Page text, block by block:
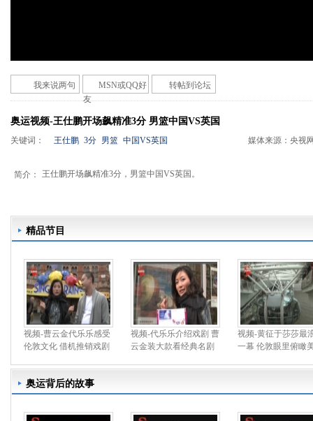
我来说两句
MSN或QQ好
友
转帖到论坛
奥运视频-王仕鹏开场飙精准3分 男篮中国VS英国
关键词： 王仕鹏 3分 男篮 中国VS英国 媒体来源： 央视
简介： 王仕鹏开场飙精准3分，男篮中国VS英国。
精品节目
视频-曹云金代乐乐感受
伦敦文化 借机推销戏剧
视频-代乐乐介绍戏剧 曹
云金装大款看经典名剧
视频-黄征于莎莎最
一幕 伦敦眼里俯瞰
奥运背后的故事